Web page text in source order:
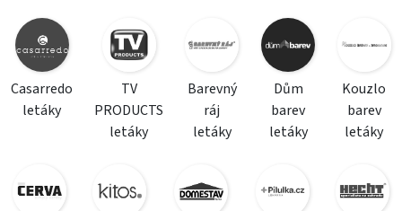
Casarredo
letáky
TV
PRODUCTS
letáky
Barevný
ráj
letáky
Dům
barev
letáky
Kouzlo
barev
letáky